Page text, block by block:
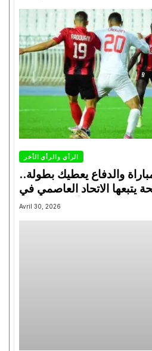
الرأي والرأي الأخر
والدفاع يعطيك بطولة..
يتبعها الاتحاد العاصمي في
تتويجاته آخر السنوات
Avril 30, 2026